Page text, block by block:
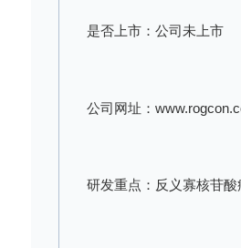
是否上市：公司未上市
公司网址：
研发重点：反义寡核苷酸